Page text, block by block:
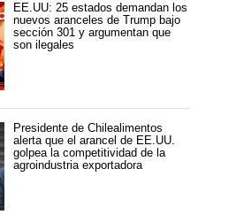
EE.UU: 25 estados demandan los
nuevos aranceles de Trump bajo
sección 301 y argumentan que
son ilegales
Presidente de Chilealimentos
alerta que el arancel de EE.UU.
golpea la competitividad de la
agroindustria exportadora